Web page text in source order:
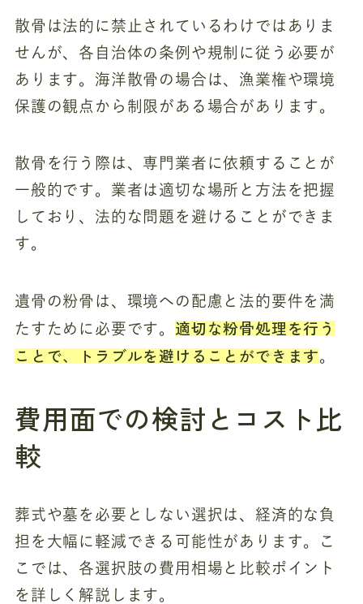
散骨は法的に禁止されているわけではありま
せんが、各自治体の条例や規制に従う必要が
あります。海洋散骨の場合は、漁業権や環境
保護の観点から制限がある場合があります。
散骨を行う際は、専門業者に依頼することが
一般的です。業者は適切な場所と方法を把握
しており、法的な問題を避けることができま
す。
遺骨の粉骨は、環境への配慮と法的要件を満
たすために必要です。 適切な粉骨処理を行う
ことで、トラブルを避けることができます。
費用面での検討とコスト比
較
葬式や墓を必要としない選択は、経済的な負
担を大幅に軽減できる可能性があります。こ
こでは、各選択肢の費用相場と比較ポイント
を詳しく解説します。